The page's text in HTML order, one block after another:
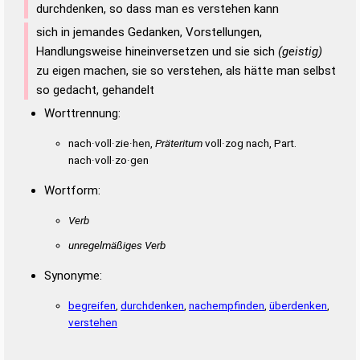
OLEINEN
LIENAL LINEAL OLEINE ONLINE ZAINEN ZEINEN
ANLEINE
durchdenken, so dass man es verstehen kann
sich in jemandes Gedanken, Vorstellungen,
Handlungsweise hineinversetzen und sie sich (geistig)
zu eigen machen, sie so verstehen, als hätte man selbst
so gedacht, gehandelt
Worttrennung:
nach·voll·zie·hen, Präteritumvoll·zog nach, Part.
nach·voll·zo·gen
Wortform:
Verb
unregelmäßiges Verb
Synonyme:
begreifen durchdenken nachempfinden überdenken
verstehen